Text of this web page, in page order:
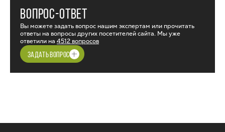
ВОПРОС-ОТВЕТ
Вы можете задать вопрос нашим экспертам или прочитать
ответы на вопросы других посетителей сайта. Мы уже
ответили на 4512 вопросов
ЗАДАТЬ ВОПРОС